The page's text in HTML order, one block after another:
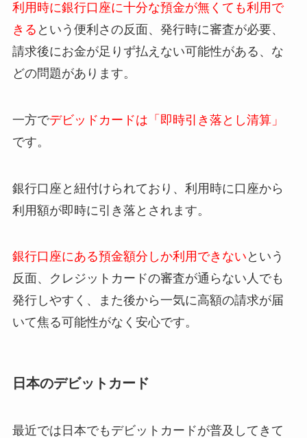
利用時に銀行口座に十分な預金が無くても利用で
きる という便利さの反面、発行時に審査が必要、
請求後にお金が足りず払えない可能性がある、な
どの問題があります。
一方でデビッドカードは「即時引き落とし清算」
です。
銀行口座と紐付けられており、利用時に口座から
利用額が即時に引き落とされます。
銀行口座にある預金額分しか利用できない という
反面、クレジットカードの審査が通らない人でも
発行しやすく、また後から一気に高額の請求が届
いて焦る可能性がなく安心です。
日本のデビットカード
最近では日本でもデビットカードが普及してきて